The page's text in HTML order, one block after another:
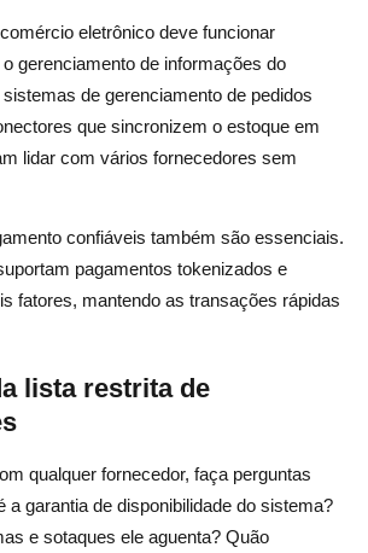
eletrônico deve funcionar
gerenciamento de informações do
de gerenciamento de pedidos
que sincronizem o estoque em
lidar com vários fornecedores sem
confiáveis também são essenciais.
pagamentos tokenizados e
fatores, mantendo as transações rápidas
lista restrita de
qualquer fornecedor, faça perguntas
a garantia de disponibilidade do sistema?
e sotaques ele aguenta? Quão